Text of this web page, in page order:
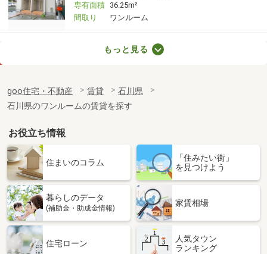
専有面積 36.25m²
間取り
ワンルーム
専有面積
19.87m²
間取り
1K
石川県金沢市糸田２丁目
価 格
4.80万円
石川県金沢市糸田２丁目
専有面積 19.87m²
間取り
石川県金沢市黒田１丁目
もっと見る
goo住宅・不動産 賃貸
石川県
石川県のワンルームの賃貸を探す
お役立ち情報
住まいのコラム
「住みたい街」
を見つけよう
暮らしのデータ
(補助金・助成金情報)
家賃相場
住宅ローン
人気タウン
ランキング